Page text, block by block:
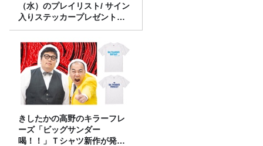
（水）のプレイリスト/ サイン
入りステッカープレゼント有
り
きしたかの高野のキラーフレ
ーズ「ビッグサンダー
喝！！」Ｔシャツ新作が発売